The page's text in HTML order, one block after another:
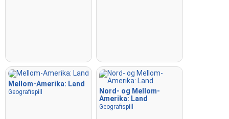
Mellom-Amerika: Land
Geografispill
Nord- og Mellom-
Amerika: Land
Geografispill